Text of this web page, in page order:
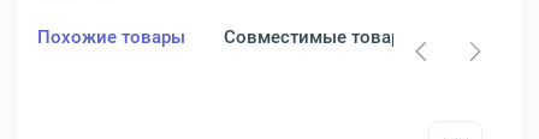
Похожие товары Совместимые товары